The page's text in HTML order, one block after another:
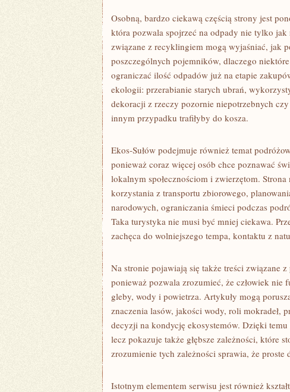
Osobną, bardzo ciekawą częścią strony jest
która pozwala spojrzeć na odpady nie tylko
związane z recyklingiem mogą wyjaśniać, jak
poszczególnych pojemników, dlaczego
ograniczać ilość odpadów już na etapie
ekologii: przerabianie starych ubrań,
dekoracji z rzeczy pozornie niepotrzebnych
innym przypadku trafiłyby do kosza.
Ekos-Sułów podejmuje również temat
ponieważ coraz więcej osób chce poznawać
lokalnym społecznościom i zwierzętom.
korzystania z transportu zbiorowego,
narodowych, ograniczania śmieci podczas
Taka turystyka nie musi być mniej ciekawa.
zachęca do wolniejszego tempa, kontaktu z
Na stronie pojawiają się także treści związane
ponieważ pozwala zrozumieć, że człowiek
gleby, wody i powietrza. Artykuły mogą
znaczenia lasów, jakości wody, roli mokradeł,
decyzji na kondycję ekosystemów. Dzięki
lecz pokazuje także głębsze zależności, które
zrozumienie tych zależności sprawia, że proste
Istotnym elementem serwisu jest również